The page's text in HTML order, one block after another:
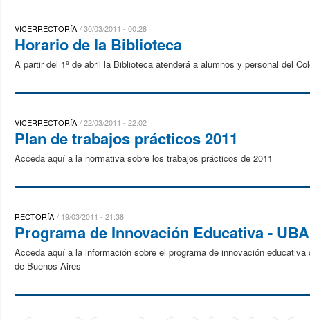
VICERRECTORÍA 30/03/2011 - 00:28
Horario de la Biblioteca
A partir del 1º de abril la Biblioteca atenderá a alumnos y personal del
VICERRECTORÍA 22/03/2011 - 22:02
Plan de trabajos prácticos 2011
Acceda aquí a la normativa sobre los trabajos prácticos de 2011
RECTORÍA 19/03/2011 - 21:38
Programa de Innovación Educativa - UBA
Acceda aquí a la información sobre el programa de innovación
de Buenos Aires